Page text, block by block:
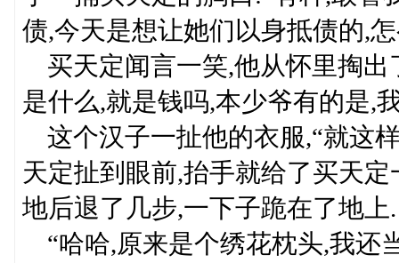
债,今天是想让她们以身抵债的,
买天定闻言一笑,他从怀里掏出
是什么,就是钱吗,本少爷有的是,
这个汉子一扯他的衣服,“就这
天定扯到眼前,抬手就给了买天
地后退了几步,一下子跪在了地上.
“哈哈,原来是个绣花枕头,我还